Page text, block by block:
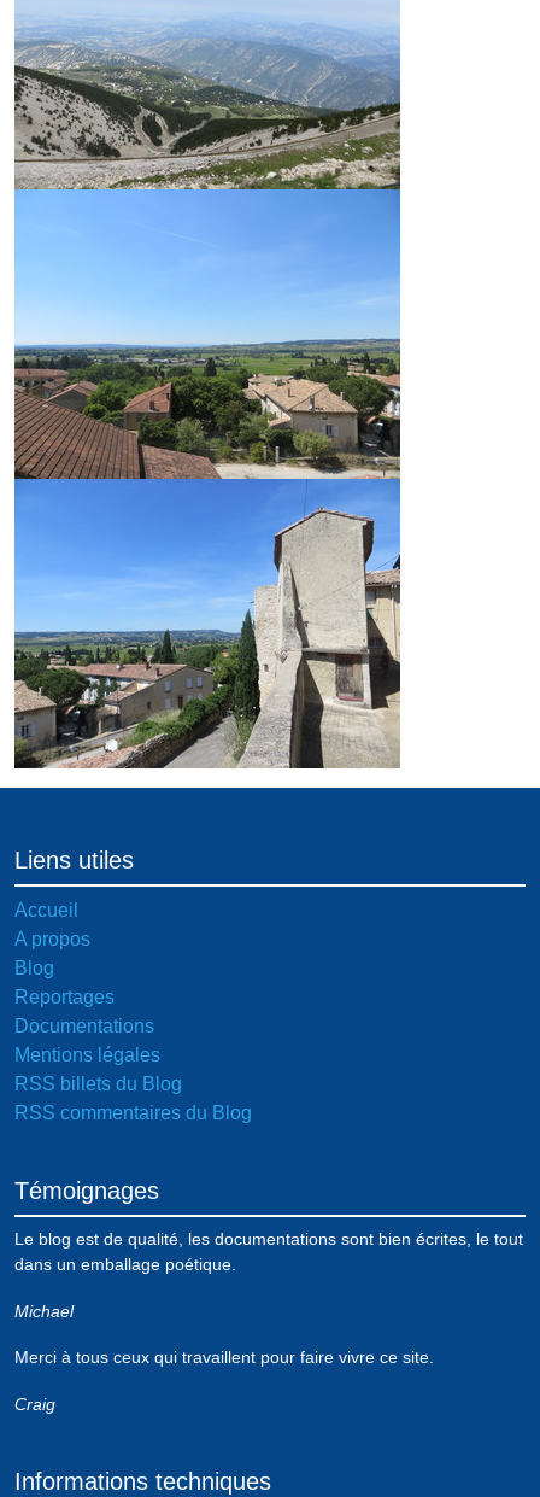
Liens utiles
Accueil
A propos
Blog
Reportages
Documentations
Mentions légales
RSS billets du Blog
RSS commentaires du Blog
Témoignages
Le blog est de qualité, les documentations sont bien écrites, le tout
dans un emballage poétique.
Michael
Merci à tous ceux qui travaillent pour faire vivre ce site.
Craig
Informations techniques